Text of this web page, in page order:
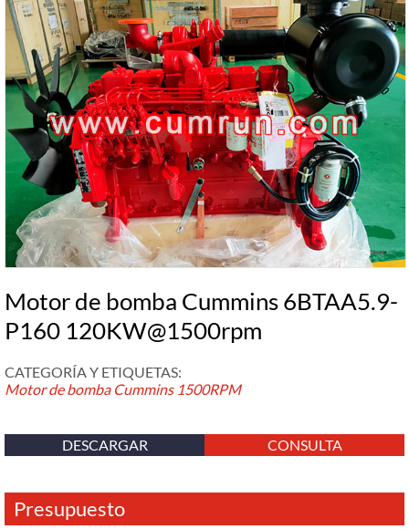
Motor de bomba Cummins 6BTAA5.9-
P160 120KW@1500rpm
CATEGORÍA Y ETIQUETAS:
Motor de bomba Cummins 1500RPM
DESCARGAR CONSULTA
Presupuesto